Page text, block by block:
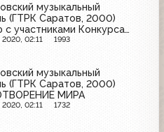
музыкальный
(ГТРК Саратов, 2000)
с участниками Конкурса
2020, 02:11 1993
музыкальный
(ГТРК Саратов, 2000)
МИРА
2020, 02:11 1732